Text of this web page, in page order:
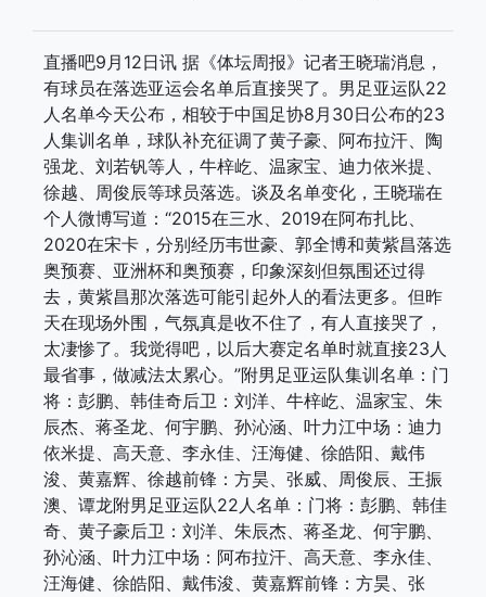
直播吧9月12日讯 据《体坛周报》记者王晓瑞消息，
有球员在落选亚运会名单后直接哭了。男足亚运队22
人名单今天公布，相较于中国足协8月30日公布的23
人集训名单，球队补充征调了黄子豪、阿布拉汗、陶
强龙、刘若钒等人，牛梓屹、温家宝、迪力依米提、
徐越、周俊辰等球员落选。谈及名单变化，王晓瑞在
个人微博写道：“2015在三水、2019在阿布扎比、
2020在宋卡，分别经历韦世豪、郭全博和黄紫昌落选
奥预赛、亚洲杯和奥预赛，印象深刻但氛围还过得
去，黄紫昌那次落选可能引起外人的看法更多。但昨
天在现场外围，气氛真是收不住了，有人直接哭了，
太凄惨了。我觉得吧，以后大赛定名单时就直接23人
最省事，做减法太累心。”附男足亚运队集训名单：门
将：彭鹏、韩佳奇后卫：刘洋、牛梓屹、温家宝、朱
辰杰、蒋圣龙、何宇鹏、孙沁涵、叶力江中场：迪力
依米提、高天意、李永佳、汪海健、徐皓阳、戴伟
浚、黄嘉辉、徐越前锋：方昊、张威、周俊辰、王振
澳、谭龙附男足亚运队22人名单：门将：彭鹏、韩佳
奇、黄子豪后卫：刘洋、朱辰杰、蒋圣龙、何宇鹏、
孙沁涵、叶力江中场：阿布拉汗、高天意、李永佳、
汪海健、徐皓阳、戴伟浚、黄嘉辉前锋：方昊、张